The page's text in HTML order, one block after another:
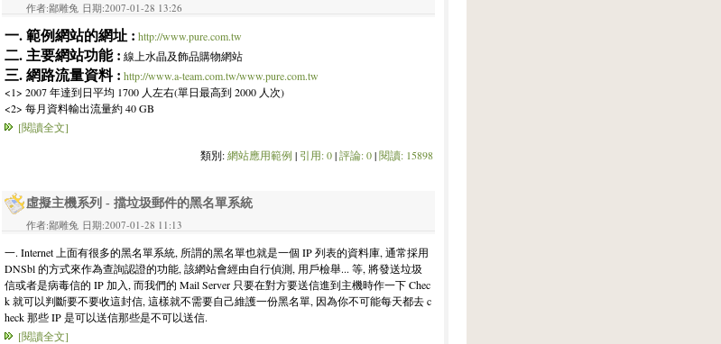
作者:鄙雕兔 日期:2007-01-28 13:26
一. 範例網站的網址 : http://www.pure.com.tw
二. 主要網站功能 : 線上水晶及飾品購物網站
三. 網路流量資料 : http://www.a-team.com.tw/www.pure.com.tw
<1> 2007 年達到日平均 1700 人左右(單日最高到 2000 人次)
<2> 每月資料輸出流量約 40 GB
[閱讀全文]
類別:網站應用範例 | 引用: 0|評論: 0|閱讀: 15898
虛擬主機系列 - 擋垃圾郵件的黑名單系統
作者:鄙雕兔 日期:2007-01-28 11:13
一. Internet 上面有很多的黑名單系統, 所謂的黑名單也就是一個 IP 列表的資料庫, 通常採用
DNSbl 的方式來作為查詢認證的功能, 該網站會經由自行偵測, 用戶檢舉... 等, 將發送垃圾
信或者是病毒信的 IP 加入, 而我們的 Mail Server 只要在對方要送信進到主機時作一下 Chec
k 就可以判斷要不要收這封信, 這樣就不需要自己維護一份黑名單, 因為你不可能每天都去 c
heck 那些 IP 是可以送信那些是不可以送信.
[閱讀全文]